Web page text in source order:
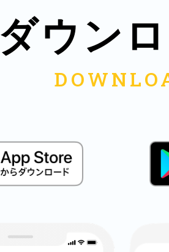
ダウン
滋賀県